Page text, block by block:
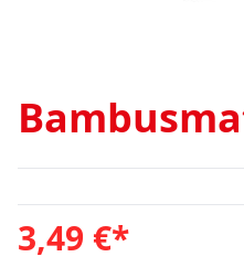
3,49 €*